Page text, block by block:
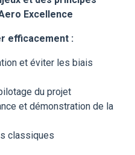
Excellence
efficacement :
et éviter les biais
du projet
et démonstration de la
classiques